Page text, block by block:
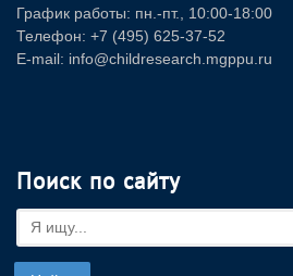
График работы: пн.-пт., 10:00-18:00
Телефон: +7 (495) 625-37-52
E-mail: info@childresearch.mgppu.ru
Поиск по сайту